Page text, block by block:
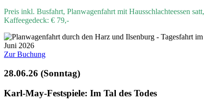
Preis inkl. Busfahrt, Planwagenfahrt mit Hausschlachteessen satt,
Kaffeegedeck: € 79,-
Zur Buchung
28.06.26 (Sonntag)
Karl-May-Festspiele: Im Tal des Todes